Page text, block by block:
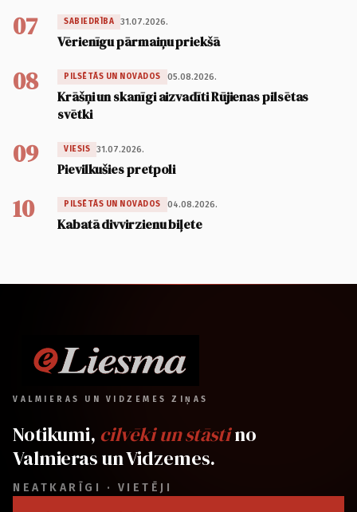
07 SABIEDRĪBA 31.07.2026.
Vērienīgu pārmaiņu priekšā
08 PILSĒTĀS UN NOVADOS 05.08.2026.
Krāšņi un skanīgi aizvadīti Rūjienas pilsētas
svētki
09 VIESIS 31.07.2026.
Pievilkušies pretpoli
10 PILSĒTĀS UN NOVADOS 04.08.2026.
Kabatā divvirzienu biļete
VALMIERAS UN VIDZEMES ZIŅAS
Notikumi, cilvēki un stāstino
Valmieras un Vidzemes.
NEATKARĪGI · VIETĒJI